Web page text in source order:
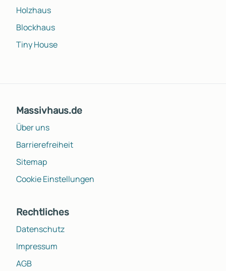
Holzhaus
Blockhaus
Tiny House
Massivhaus.de
Über uns
Barrierefreiheit
Sitemap
Cookie Einstellungen
Rechtliches
Datenschutz
Impressum
AGB